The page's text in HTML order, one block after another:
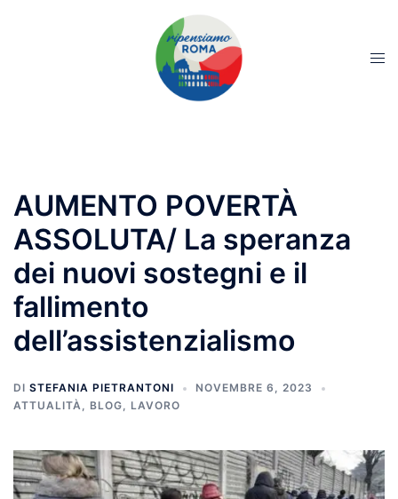
AUMENTO POVERTÀ
ASSOLUTA/ La speranza
dei nuovi sostegni e il
fallimento
dell’assistenzialismo
DI STEFANIA PIETRANTONI
NOVEMBRE 6, 2023
ATTUALITÀ, BLOG, LAVORO